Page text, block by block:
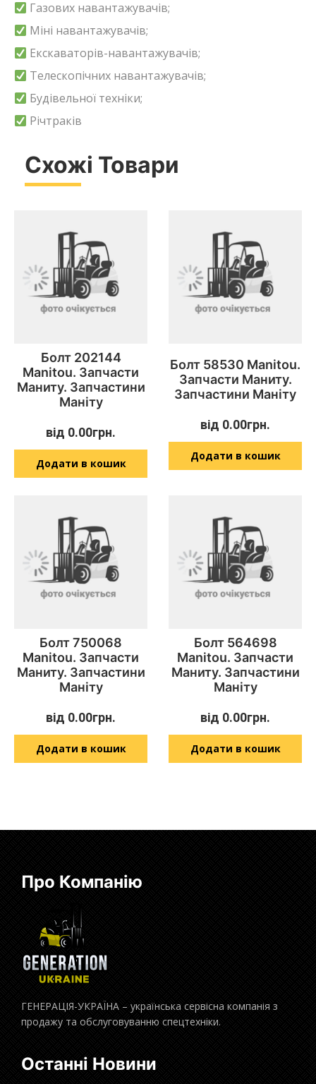
Газових навантажувачів;
Міні навантажувачів;
Екскаваторів-навантажувачів;
Телескопічних навантажувачів;
Будівельної техніки;
Річтраків
Схожі Товари
Болт 202144
Manitou. Запчасти
Маниту. Запчастини
Маніту
від 0.00грн.
Додати в кошик
Болт 58530 Manitou.
Запчасти Маниту.
Запчастини Маніту
від 0.00грн.
Додати в кошик
Болт 750068
Manitou. Запчасти
Маниту. Запчастини
Маніту
від 0.00грн.
Додати в кошик
Болт 564698
Manitou. Запчасти
Маниту. Запчастини
Маніту
від 0.00грн.
Додати в кошик
Про Компанію
ГЕНЕРАЦІЯ-УКРАЇНА – українська сервісна компанія з
продажу та обслуговуванню спецтехніки.
Останні Новини